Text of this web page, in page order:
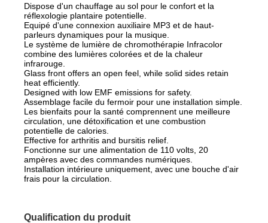
Dispose d'un chauffage au sol pour le confort et la
réflexologie plantaire potentielle.
Equipé d'une connexion auxiliaire MP3 et de haut-
parleurs dynamiques pour la musique.
Le système de lumière de chromothérapie Infracolor
combine des lumières colorées et de la chaleur
infrarouge.
Glass front offers an open feel, while solid sides retain
heat efficiently.
Designed with low EMF emissions for safety.
Assemblage facile du fermoir pour une installation simple.
Les bienfaits pour la santé comprennent une meilleure
circulation, une détoxification et une combustion
potentielle de calories.
Effective for arthritis and bursitis relief.
Fonctionne sur une alimentation de 110 volts, 20
ampères avec des commandes numériques.
Installation intérieure uniquement, avec une bouche d'air
frais pour la circulation.
Qualification du produit